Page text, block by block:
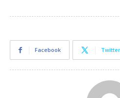
Facebook Twitter